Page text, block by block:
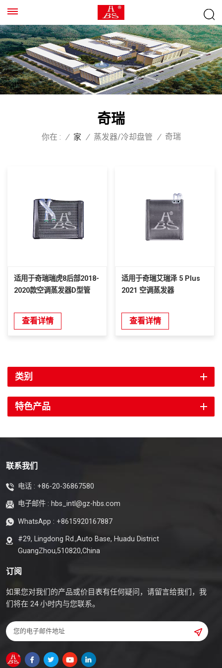
奇瑞
你在 : / 家 / 蒸发器/冷却盘管 / 奇瑞
适用于奇瑞瑞虎8后部2018-
2020款空调蒸发器D型管
查看详情
适用于奇瑞艾瑞泽 5 Plus
2021 空调蒸发器
查看详情
类别
特色产品
联系我们
电话 : +86-20-36867580
电子邮件 : hbs_intl@gz-hbs.com
WhatsApp : +8615920167887
#29, Lingdong Rd.,Auto Base, Huadu District
GuangZhou,510820,China
订阅
如果您对我们的产品或价目表有任何疑问，请留言给我们，我
们将在 24 小时内与您联系。